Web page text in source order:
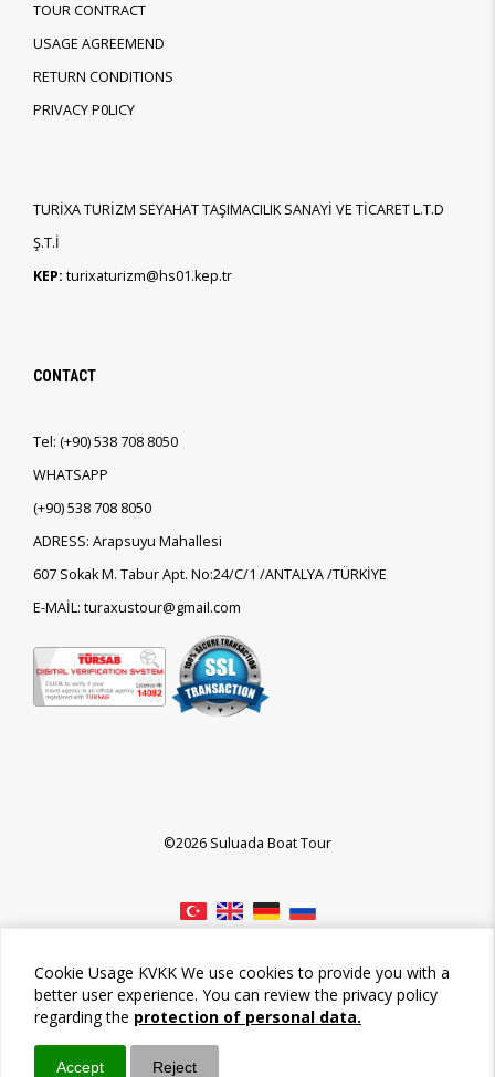
Cookie Usage KVKK We use cookies to provide you with a
better user experience. You can review the privacy policy
regarding the protection of personal data.
Accept Reject
TOUR CONTRACT
USAGE AGREEMEND
RETURN CONDITIONS
PRIVACY P0LICY
TURİXA TURİZM SEYAHAT TAŞIMACILIK SANAYİ VE TİCARET L.T.D
Ş.T.İ
KEP: turixaturizm@hs01.kep.tr
CONTACT
Tel: (+90)538 708 8050
WHATSAPP
(+90)538 708 8050
ADRESS: Arapsuyu Mahallesi
607 Sokak M. Tabur Apt. No:24/C/1 /ANTALYA /TÜRKİYE
E-MAİL: turaxustour@gmail.com
©2026 Suluada Boat Tour